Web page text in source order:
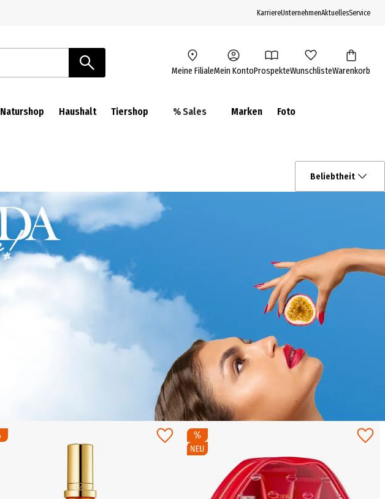
KarriereUnternehmenAktuellesService
Meine FilialeMein KontoProspekteWunschlisteWarenkorb
Naturshop Haushalt Tiershop % Sales Marken Foto
Beliebtheit